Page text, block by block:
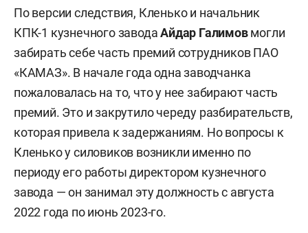
По версии следствия, Кленько и начальник
КПК-1 кузнечного заводаАйдар Галимовмогли
забирать себе часть премий сотрудников ПАО
«КАМАЗ». В начале года одна заводчанка
пожаловалась на то, что у нее забирают часть
премий. Это и закрутило череду разбирательств,
которая привела к задержаниям. Но вопросы к
Кленько у силовиков возникли именно по
периоду его работы директором кузнечного
завода — он занимал эту должность с августа
2022 года по июнь 2023-го.